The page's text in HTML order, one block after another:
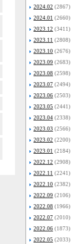
2024.02 (2867)
2024.01 (2660)
2023.12 (3411)
2023.11 (2808)
2023.10 (2676)
2023.09 (2683)
2023.08 (2598)
2023.07 (2494)
2023.06 (2503)
2023.05 (2441)
2023.04 (2338)
2023.03 (2566)
2023.02 (2200)
2023.01 (2184)
2022.12 (2908)
2022.11 (2241)
2022.10 (2382)
2022.09 (2106)
2022.08 (1966)
2022.07 (2010)
2022.06 (1873)
2022.05 (2033)